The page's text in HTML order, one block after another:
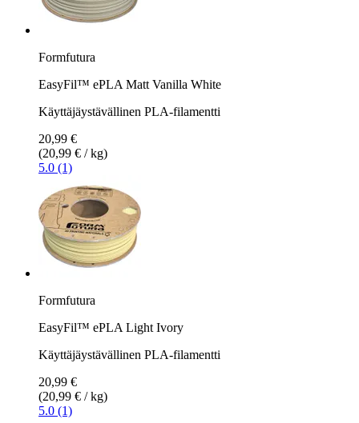
Formfutura
EasyFil™ ePLA Matt Vanilla White
Käyttäjäystävällinen PLA-filamentti
20,99 €
(20,99 € / kg)
5.0 (1)
Formfutura
EasyFil™ ePLA Light Ivory
Käyttäjäystävällinen PLA-filamentti
20,99 €
(20,99 € / kg)
5.0 (1)